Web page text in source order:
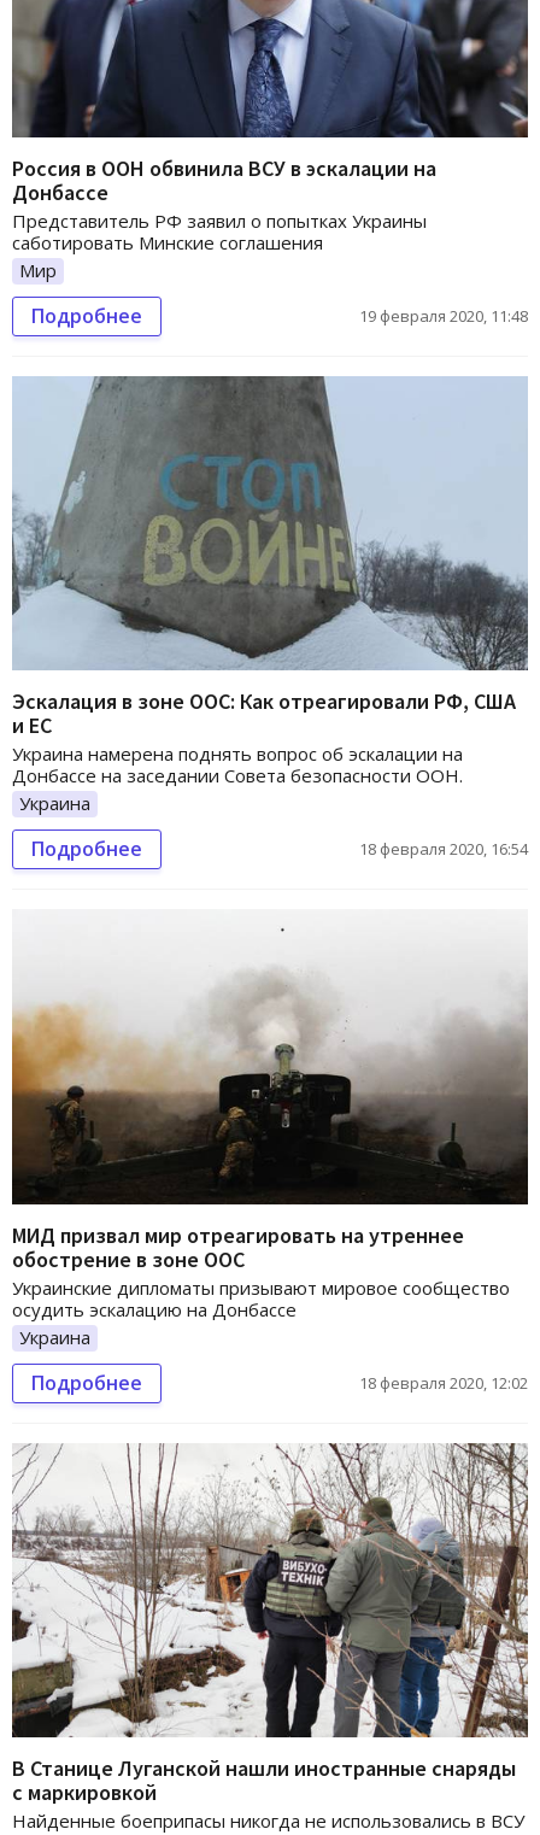
Россия в ООН обвинила ВСУ в эскалации на
Донбассе
Представитель РФ заявил о попытках Украины
саботировать Минские соглашения
Мир
Подробнее 19 февраля 2020, 11:48
Эскалация в зоне ООС: Как отреагировали РФ, США
и ЕС
Украина намерена поднять вопрос об эскалации на
Донбассе на заседании Совета безопасности ООН.
Украина
Подробнее 18 февраля 2020, 16:54
МИД призвал мир отреагировать на утреннее
обострение в зоне ООС
Украинские дипломаты призывают мировое сообщество
осудить эскалацию на Донбассе
Украина
Подробнее 18 февраля 2020, 12:02
В Станице Луганской нашли иностранные снаряды
с маркировкой
Найденные боеприпасы никогда не использовались в ВСУ